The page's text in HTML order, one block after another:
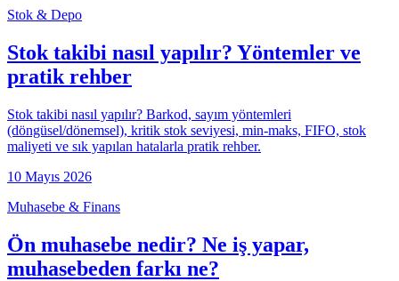
Stok & Depo
Stok takibi nasıl yapılır? Yöntemler ve
pratik rehber
Stok takibi nasıl yapılır? Barkod, sayım yöntemleri
(döngüsel/dönemsel), kritik stok seviyesi, min-maks, FIFO, stok
maliyeti ve sık yapılan hatalarla pratik rehber.
10 Mayıs 2026
Muhasebe & Finans
Ön muhasebe nedir? Ne iş yapar,
muhasebeden farkı ne?